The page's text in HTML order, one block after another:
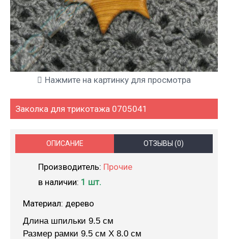
Нажмите на картинку для просмотра
Заколка для трикотажа 0705041
ОПИСАНИЕ ОТЗЫВЫ (0)
Производитель: Прочие
в наличии: 1 шт.
Материал: дерево
Длина шпильки 9.5 см
Размер рамки 9.5 см X 8.0 см